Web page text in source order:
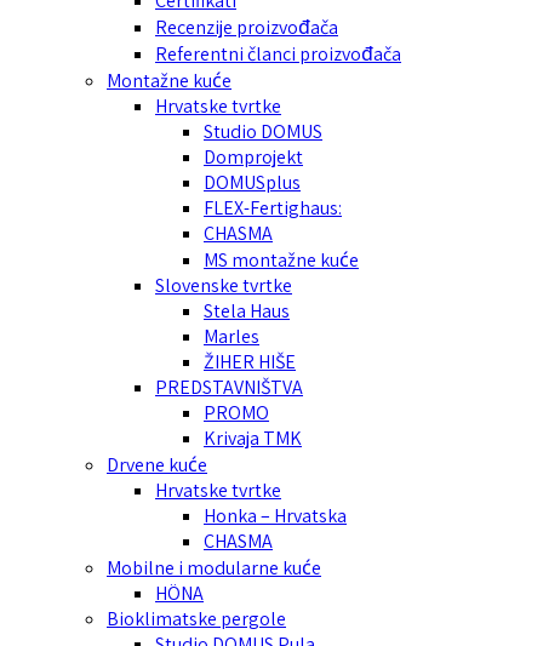
Recenzije proizvođača
Referentni članci proizvođača
Montažne kuće
Hrvatske tvrtke
Studio DOMUS
Domprojekt
DOMUSplus
FLEX-Fertighaus:
CHASMA
MS montažne kuće
Slovenske tvrtke
Stela Haus
Marles
ŽIHER HIŠE
PREDSTAVNIŠTVA
PROMO
Krivaja TMK
Drvene kuće
Hrvatske tvrtke
Honka – Hrvatska
CHASMA
Mobilne i modularne kuće
HÖNA
Bioklimatske pergole